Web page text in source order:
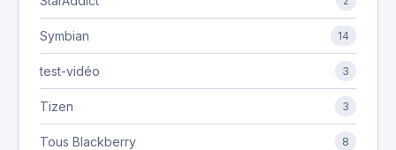
Symbian 14
test-vidéo 3
Tizen 3
Tous Blackberry 8